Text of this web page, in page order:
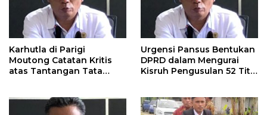
Karhutla di Parigi
Moutong Catatan Kritis
atas Tantangan Tata
Urgensi Pansus Bentukan
DPRD dalam Mengurai
Kisruh Pengusulan 52 Titik